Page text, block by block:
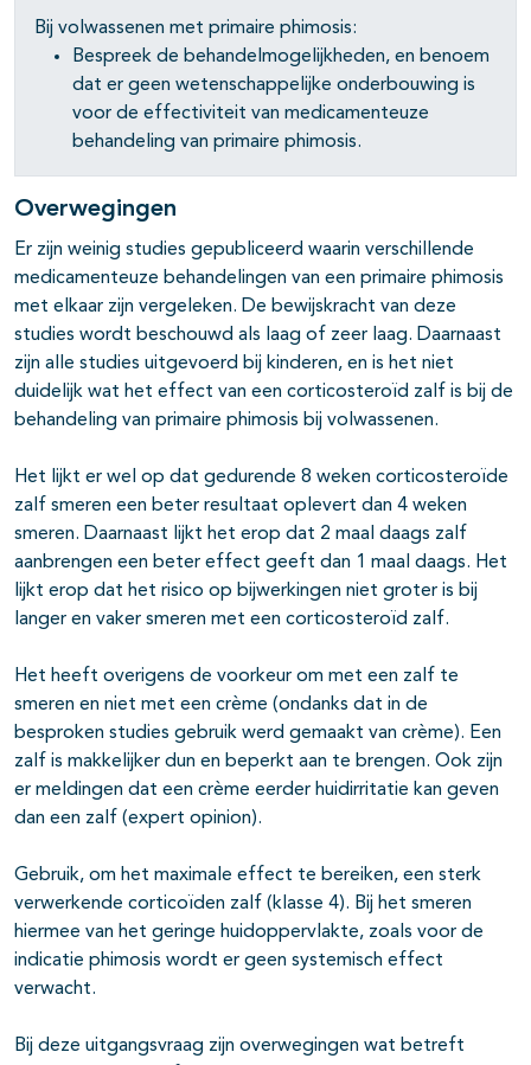
Bij volwassenen met primaire phimosis:
Bespreek de behandelmogelijkheden, en benoem
dat er geen wetenschappelijke onderbouwing is
voor de effectiviteit van medicamenteuze
behandeling van primaire phimosis.
Overwegingen
Er zijn weinig studies gepubliceerd waarin verschillende
medicamenteuze behandelingen van een primaire phimosis
met elkaar zijn vergeleken. De bewijskracht van deze
studies wordt beschouwd als laag of zeer laag. Daarnaast
zijn alle studies uitgevoerd bij kinderen, en is het niet
duidelijk wat het effect van een corticosteroïd zalf is bij de
behandeling van primaire phimosis bij volwassenen.
Het lijkt er wel op dat gedurende 8 weken corticosteroïde
zalf smeren een beter resultaat oplevert dan 4 weken
smeren. Daarnaast lijkt het erop dat 2 maal daags zalf
aanbrengen een beter effect geeft dan 1 maal daags. Het
lijkt erop dat het risico op bijwerkingen niet groter is bij
langer en vaker smeren met een corticosteroïd zalf.
Het heeft overigens de voorkeur om met een zalf te
smeren en niet met een crème (ondanks dat in de
besproken studies gebruik werd gemaakt van crème). Een
zalf is makkelijker dun en beperkt aan te brengen. Ook zijn
er meldingen dat een crème eerder huidirritatie kan geven
dan een zalf (expert opinion).
Gebruik, om het maximale effect te bereiken, een sterk
verwerkende corticoïden zalf (klasse 4). Bij het smeren
hiermee van het geringe huidoppervlakte, zoals voor de
indicatie phimosis wordt er geen systemisch effect
verwacht.
Bij deze uitgangsvraag zijn overwegingen wat betreft